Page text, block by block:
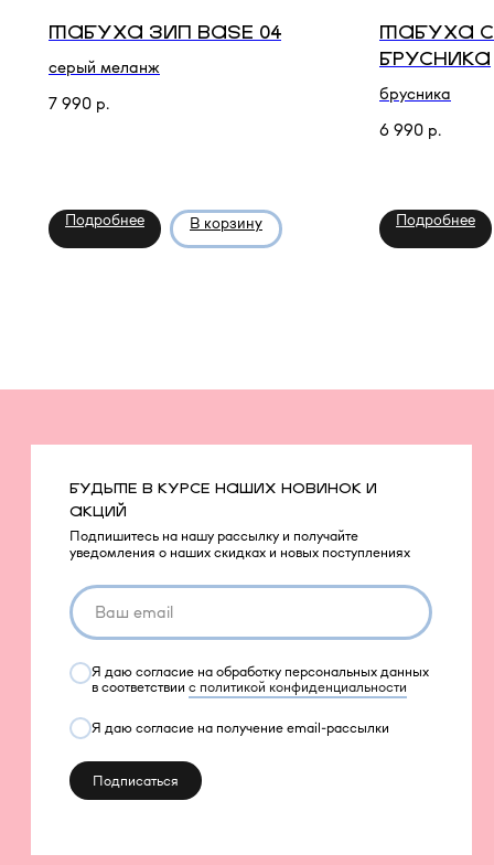
ТАБУХА ЗИП BASE 04
серый меланж
7 990 р.
Подробнее В корзину
ТАБУХА
БРУСНИКА
брусника
6 990 р.
Подробнее
БУДЬТЕ В КУРСЕ НАШИХ НОВИНОК И
АКЦИЙ
Подпишитесь на нашу рассылку и получайте
уведомления о наших скидках и новых поступлениях
Я даю согласие на обработку персональных данных
в соответствии с политикой конфиденциальности
Я даю согласие на получение email-рассылки
Подписаться